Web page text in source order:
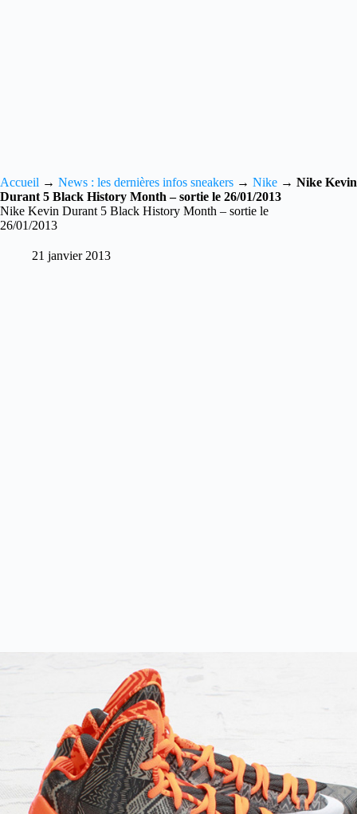
Accueil → News : les dernières infos sneakers → Nike → Nike Kevin
Durant 5 Black History Month – sortie le 26/01/2013
Nike Kevin Durant 5 Black History Month – sortie le
26/01/2013
21 janvier 2013